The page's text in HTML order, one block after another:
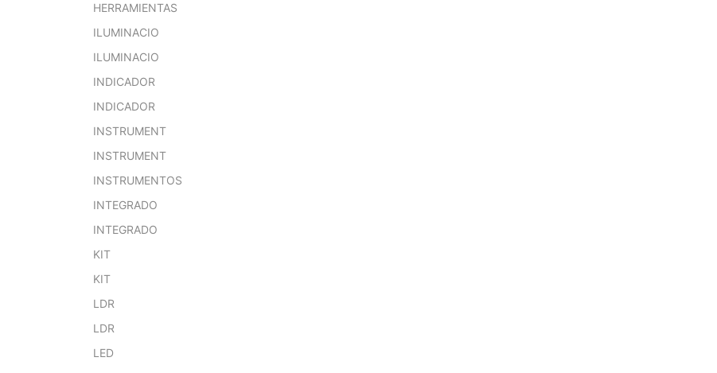
HERRAMIENTAS
ILUMINACIO
ILUMINACIO
INDICADOR
INDICADOR
INSTRUMENT
INSTRUMENT
INSTRUMENTOS
INTEGRADO
INTEGRADO
KIT
KIT
LDR
LDR
LED